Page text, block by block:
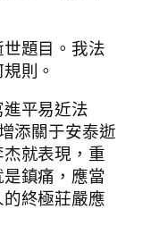
題目。我法
則。
平易近法
添關于安泰逝
就表現，重
鎮痛，應當
終極莊嚴應